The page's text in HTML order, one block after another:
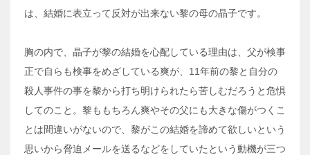
は、結婚に表立って反対が出来ない黎の母の晶子です。
胸の内で、晶子が黎の結婚を心配している理由は、父が検事
正で自らも検事をめざしている爽が、11年前の黎と自分の
殺人事件の事を黎から打ち明けられたら苦しむだろうと危惧
してのこと。黎ももちろん爽やその父にも大きな傷がつくこ
とは間違いがないので、黎がこの結婚を諦めて欲しいという
思いから脅迫メールを送るなどをしていたという動機が三つ